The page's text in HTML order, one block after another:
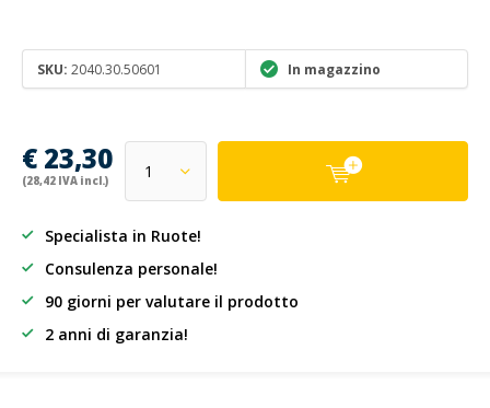
SKU: 2040.30.50601 In magazzino
€ 23,30
(28,42 IVA incl.)
Specialista in Ruote!
Consulenza personale!
90 giorni per valutare il prodotto
2 anni di garanzia!